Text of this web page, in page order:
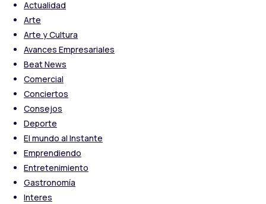
Actualidad
Arte
Arte y Cultura
Avances Empresariales
Beat News
Comercial
Conciertos
Consejos
Deporte
El mundo al Instante
Emprendiendo
Entretenimiento
Gastronomía
Interes